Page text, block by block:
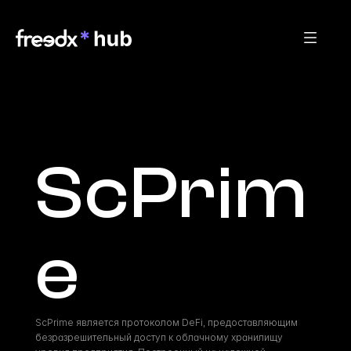
ScPrim
e
ScPrime является протоколом DeFi, предоставляющим
безразрешительный доступ к облачному хранилищу